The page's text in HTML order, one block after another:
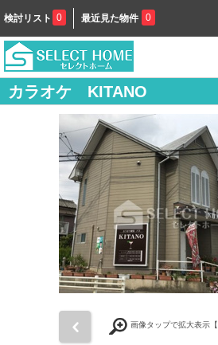
検討リスト 0 最近見た物件 0
カラオケ KITANO
画像タップで拡大表示【